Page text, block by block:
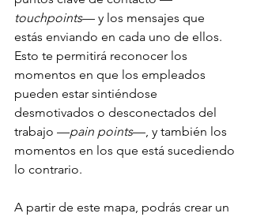
touchpoints— y los mensajes que
estás enviando en cada uno de ellos.
Esto te permitirá reconocer los
momentos en que los empleados
pueden estar sintiéndose
desmotivados o desconectados del
trabajo —pain points—, y también los
momentos en los que está sucediendo
lo contrario.
A partir de este mapa, podrás crear un